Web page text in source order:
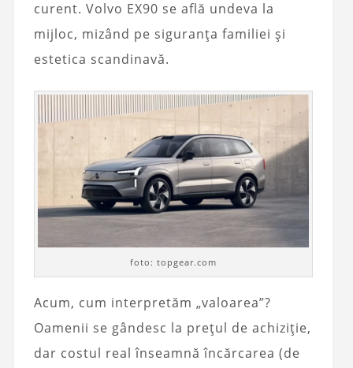
curent. Volvo EX90 se află undeva la
mijloc, mizând pe siguranța familiei și
estetica scandinavă.
foto: topgear.com
Acum, cum interpretăm „valoarea”?
Oamenii se gândesc la prețul de achiziție,
dar costul real înseamnă încărcarea (de